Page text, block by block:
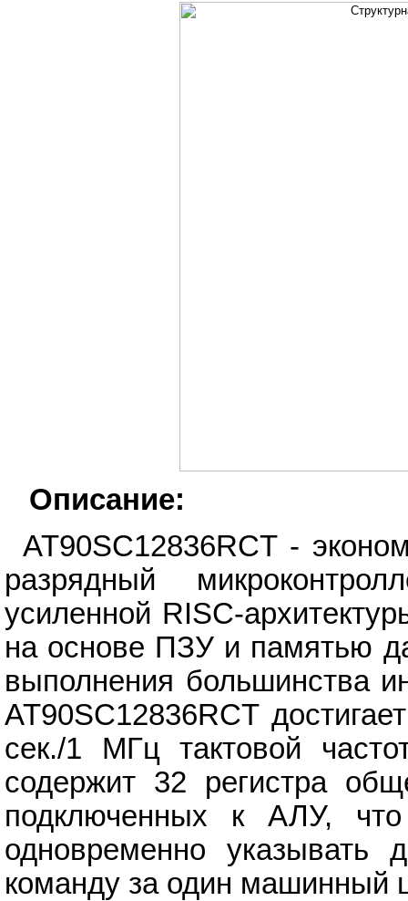
Описание:
AT90SC12836RCT -
разрядный
усиленной RISC-
на основе ПЗУ и памятью
выполнения большинства
AT90SC12836RCT
сек./1 МГц тактовой
содержит 32 регистра
подключенных к АЛУ,
одновременно указывать
команду за один машинный